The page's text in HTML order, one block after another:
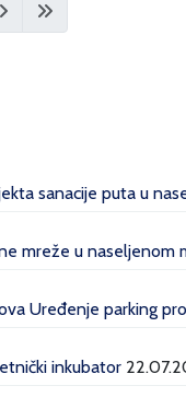
sanacije puta u
mreže u naseljenom
Uređenje parking
inkubator